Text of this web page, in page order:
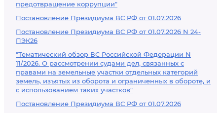
предотвращение коррупции"
Постановление Президиума ВС РФ от 01.07.2026
Постановление Президиума ВС РФ от 01.07.2026 N 24-
ПЭК26
"Тематический обзор ВС Российской Федерации N
11/2026. О рассмотрении судами дел, связанных с
правами на земельные участки отдельных категорий
земель, изъятых из оборота и ограниченных в обороте, и
с использованием таких участков"
Постановление Президиума ВС РФ от 01.07.2026